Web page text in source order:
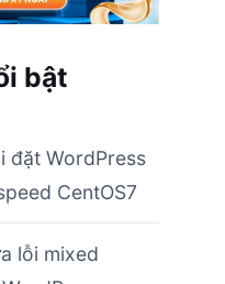
bật
đặt WordPress
CentOS7
lỗi mixed